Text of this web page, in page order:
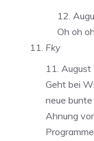
12.
Oh oh
Fky
11.
Geht bei
neue bunte
Ahnung